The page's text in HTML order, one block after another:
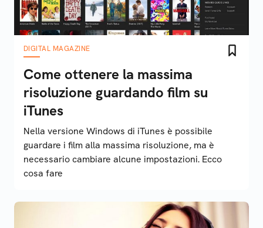
DIGITAL MAGAZINE
Come ottenere la massima
risoluzione guardando film su
iTunes
Nella versione Windows di iTunes è possibile
guardare i film alla massima risoluzione, ma è
necessario cambiare alcune impostazioni. Ecco
cosa fare